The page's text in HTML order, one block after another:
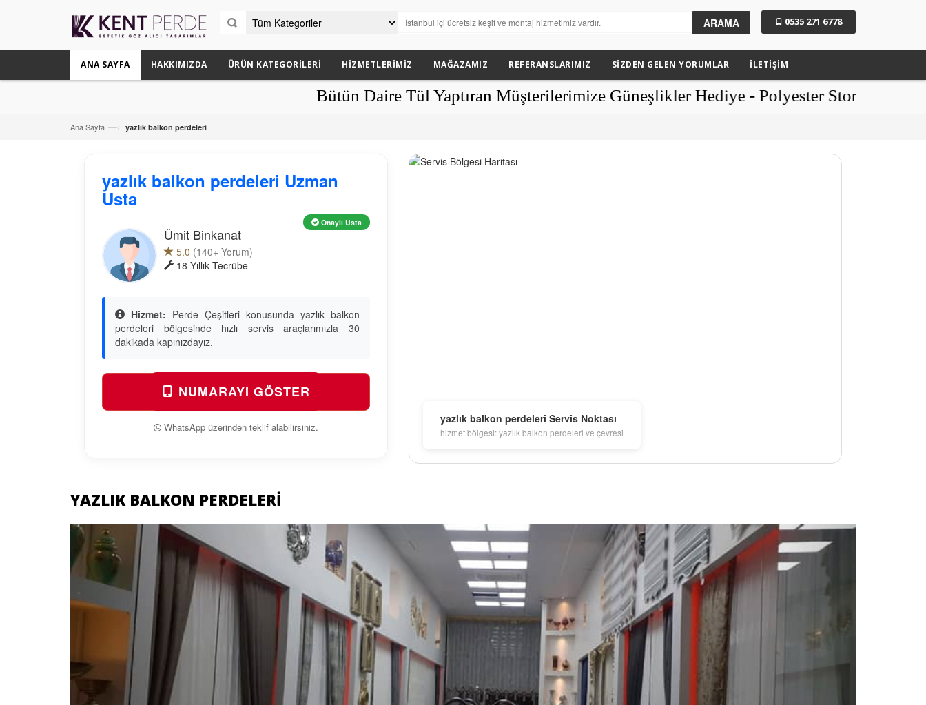
ARAMA 0535 271 6778
ANA SAYFA HAKKIMIZDA ÜRÜN KATEGORILERI HIZMETLERIMIZ MAĞAZAMIZ REFERANSLARIMIZ SIZDEN GELEN YORUMLAR İLETİŞİM
Bütün Daire Tül Yaptıran Müşterilerimize Güneşlikler Hediye - Polyester Stor Perdede Şok
Ana Sayfa —› yazlık balkon perdeleri
yazlık balkon perdeleri Uzman
Usta
Onaylı Usta
Ümit Binkanat
5.0 (140+ Yorum)
18 Yıllık Tecrübe
Hizmet: Perde Çeşitleri konusunda yazlık balkon
perdeleri bölgesinde hızlı servis araçlarımızla 30
dakikada kapınızdayız.
NUMARAYI GÖSTER
WhatsApp üzerinden teklif alabilirsiniz.
yazlık balkon perdeleri Servis Noktası
hizmet bölgesi: yazlık balkon perdeleri ve çevresi
YAZLIK BALKON PERDELERI
Previous Next